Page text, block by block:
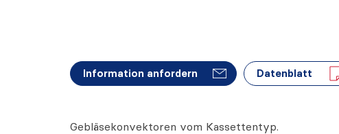
Information anfordern Datenblatt
Gebläsekonvektoren vom Kassettentyp.